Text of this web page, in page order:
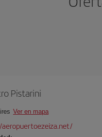
Pistarini
Ver en mapa